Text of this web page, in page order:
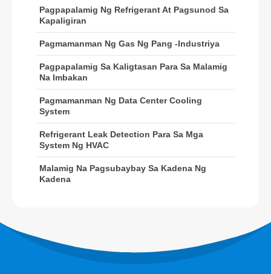
Pagpapalamig Ng Refrigerant At Pagsunod Sa
Kapaligiran
Pagmamanman Ng Gas Ng Pang -industriya
Pagpapalamig Sa Kaligtasan Para Sa Malamig
Na Imbakan
Pagmamanman Ng Data Center Cooling
System
Refrigerant Leak Detection Para Sa Mga
System Ng HVAC
Malamig Na Pagsubaybay Sa Kadena Ng
Kadena
R32 sensor
R410 sensor
Ang aming solusyon
Refrigerant leak detection para sa
mga system ng HVAC
Malamig na pagsubaybay sa kadena
ng kadena
Pagmamanman ng Data Center
Cooling System
Pagmamanman ng Gas ng Pang -